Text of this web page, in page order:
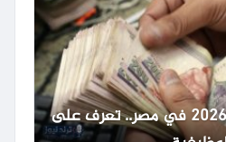
جدول زيادة المرتبات 2026 في مصر.. تعرف على